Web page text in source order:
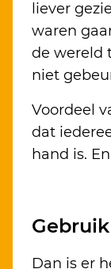
liever
waren
de wereld
niet
Voordeel
dat
hand is.
Dan is er